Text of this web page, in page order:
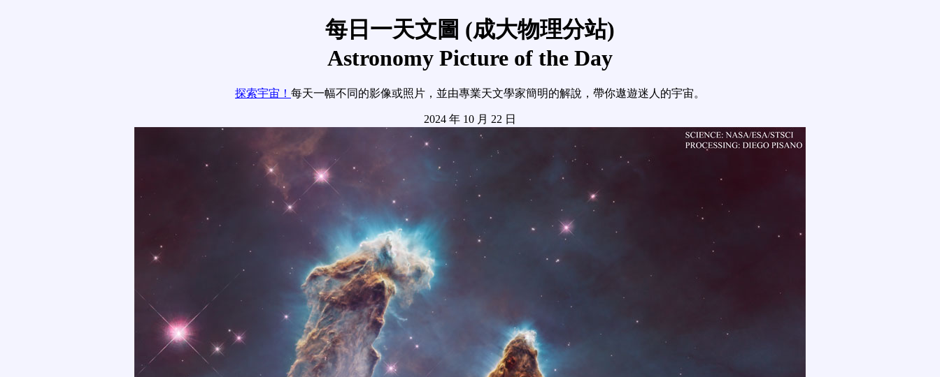
每日一天文圖 (成大物理分站)
Astronomy Picture of the Day
探索宇宙！ 每天一幅不同的影像或照片，並由專業天文學家簡明的解說，帶你遨遊迷人的宇宙。
2024 年 10 月 22 日